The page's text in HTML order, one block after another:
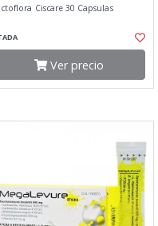
Ciscare 30 Capsulas
Ver precio